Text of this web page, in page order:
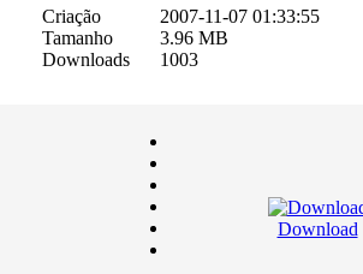
Criação
Tamanho
Downloads
2007-11-07 01:33:55
3.96 MB
1003
Download